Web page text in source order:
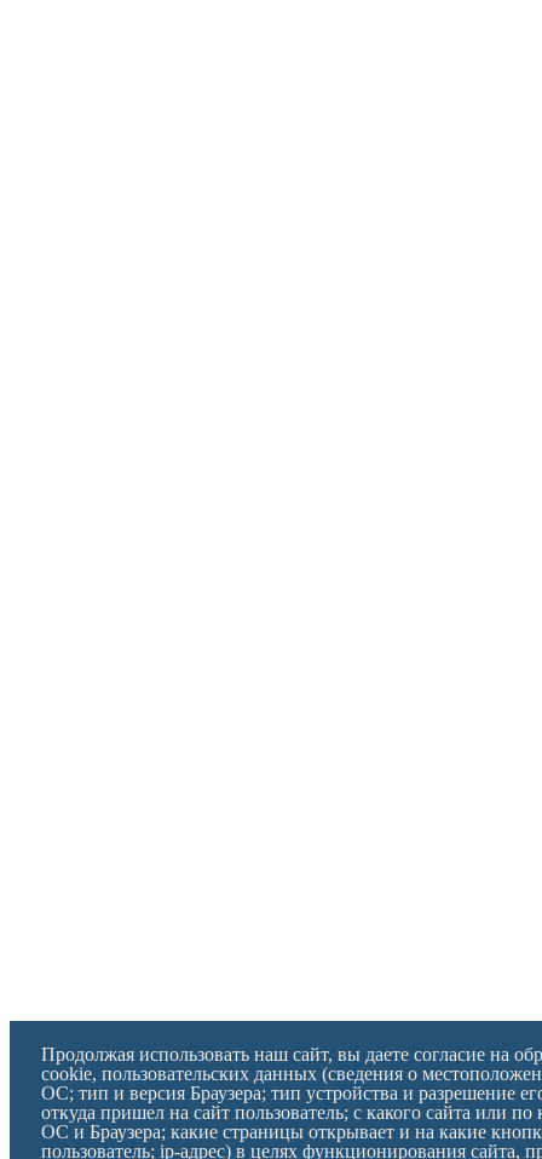
Продолжая использовать наш сайт, вы даете согласие на
cookie, пользовательских данных (сведения о
ОС; тип и версия Браузера; тип устройства и разрешение
откуда пришел на сайт пользователь; с какого сайта или по
ОС и Браузера; какие страницы открывает и на какие
пользователь; ip-адрес) в целях функционирования сайта,